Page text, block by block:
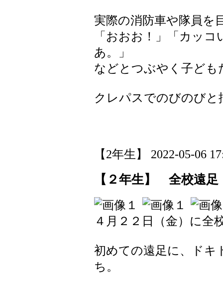
実際の消防車や隊員を
「おおお！」「カッ
あ。」
などとつぶやく子ども
クレパスでのびのび
【2年生】 2022-05-06
【２年生】 全校遠足
４月２２日（金）に全
初めての遠足に、ドキ
ち。